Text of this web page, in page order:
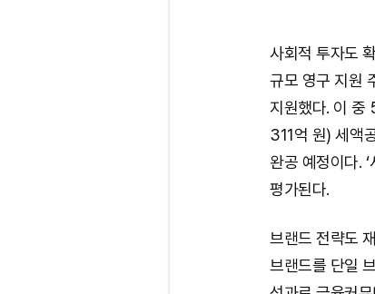
사회적 투자도
규모 영구 지원
지원했다. 이 중
311억 원) 세액
완공 예정이다.
평가된다.
브랜드 전략도
브랜드를 단일